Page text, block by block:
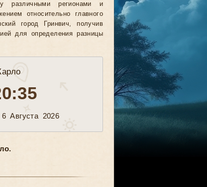
различными регионами и
относительно главного
город Гринвич, получив
для определения разницы
6 Августа 2026